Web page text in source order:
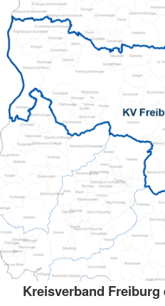
Kreisverband Freiburg